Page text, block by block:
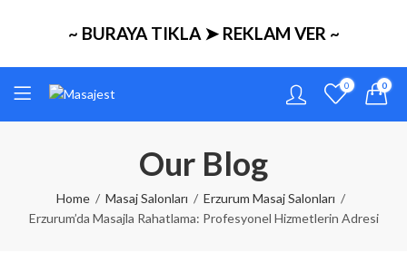
~ BURAYA TIKLA ➤ REKLAM VER ~
0 0
Our Blog
Home Masaj Salonları
Erzurum Masaj Salonları
Erzurum’da Masajla Rahatlama: Profesyonel Hizmetlerin Adresi